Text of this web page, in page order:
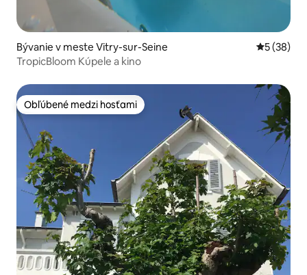
Bývanie v meste Vitry-sur-Seine
5 (38)
TropicBloom Kúpele a kino
Obľúbené medzi hosťami
Obľúbené medzi hosťami